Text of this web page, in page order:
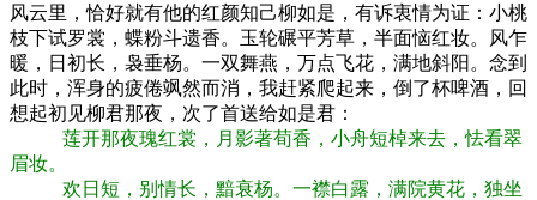
风云里，恰好就有他的红颜知己柳如是，有诉衷情为证：小桃
枝下试罗裳，蝶粉斗遗香。玉轮碾平芳草，半面恼红妆。风乍
暖，日初长，袅垂杨。一双舞燕，万点飞花，满地斜阳。念到
此时，浑身的疲倦飒然而消，我赶紧爬起来，倒了杯啤酒，回
想起初见柳君那夜，次了首送给如是君：
莲开那夜瑰红裳，月影著荀香，小舟短棹来去，怯看翠
眉妆。
欢日短，别情长，黯衰杨。一襟白露，满院黄花，独坐